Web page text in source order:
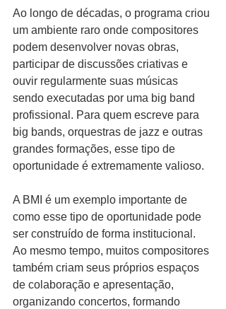
Ao longo de décadas, o programa criou
um ambiente raro onde compositores
podem desenvolver novas obras,
participar de discussões criativas e
ouvir regularmente suas músicas
sendo executadas por uma big band
profissional. Para quem escreve para
big bands, orquestras de jazz e outras
grandes formações, esse tipo de
oportunidade é extremamente valioso.
A BMI é um exemplo importante de
como esse tipo de oportunidade pode
ser construído de forma institucional.
Ao mesmo tempo, muitos compositores
também criam seus próprios espaços
de colaboração e apresentação,
organizando concertos, formando